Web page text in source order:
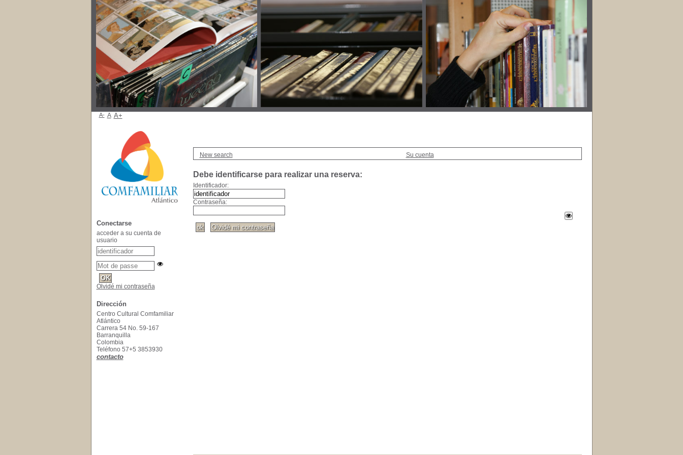
New search Su cuenta
Debe identificarse para realizar una reserva:
Identificador:
Contraseña:
A- A A+
Conectarse
acceder a su cuenta de
usuario
Olvidé mi contraseña
Dirección
Centro Cultural Comfamiliar
Atlántico
Carrera 54 No. 59-167
Barranquilla
Colombia
Teléfono 57+5 3853930
contacto